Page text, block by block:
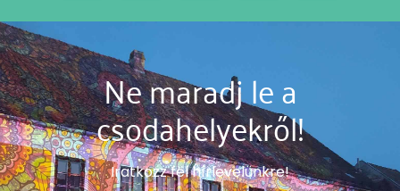
Ne maradj le a
csodahelyekről!
Iratkozz fel hírlevelünkre!